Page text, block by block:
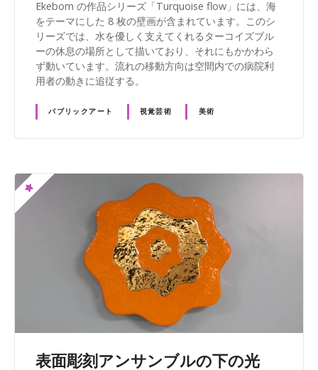
Ekebom の作品シリーズ「Turquoise flow」には、海
をテーマにした 8 枚の壁画が含まれています。このシ
リーズでは、水を優しく支えてくれるターコイズブル
ーの休息の場所として描いており、それにもかかわら
ず動いています。流れの移動方向は空間内での病院利
用者の動きに追従する。
パブリックアート 視覚芸術 美術
表面彫刻アンサンブルの下の光